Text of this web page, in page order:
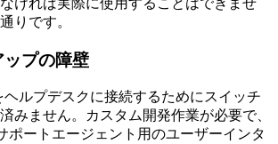
りです。
プの障壁
ヘルプデスクに接続するためにスイッチ
みません。カスタム開発作業が必要で、
ポートエージェント用のユーザーインタ